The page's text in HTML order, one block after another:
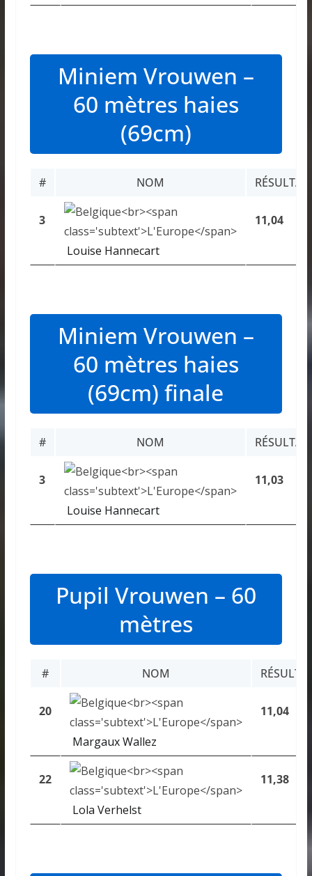
Miniem Vrouwen –
60 mètres haies
(69cm)
# NOM RÉSULTAT
3
Louise Hannecart
11,04
Miniem Vrouwen –
60 mètres haies
(69cm) finale
# NOM RÉSULTAT
3
Louise Hannecart
11,03
Pupil Vrouwen – 60
mètres
# NOM
20
Margaux Wallez
11,04
22
Lola Verhelst
11,38